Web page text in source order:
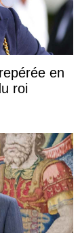
en
roi